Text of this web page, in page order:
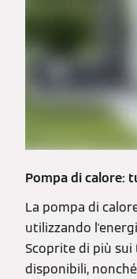
Pompa di calore:
La pompa di
utilizzando
Scoprite di più
disponibili,